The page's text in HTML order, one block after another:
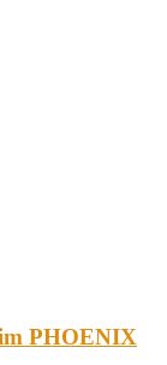
PHOENIX